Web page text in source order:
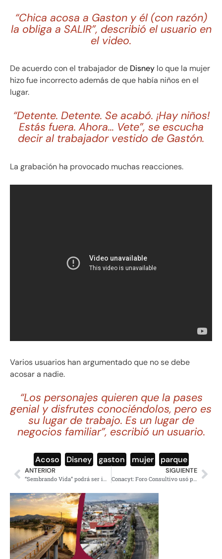
“Chica acosa a Gaston y él (con razón)
la obliga a SALIR”, describió el usuario en
el video.
De acuerdo con el trabajador de Disney lo que la mujer
hizo fue incorrecto además de que había niños en el
lugar.
“Detente. Detente. Se acabó. ¡Hay niños!
Estás fuera. Ahora… Vete”, se escucha
decir al trabajador vestido de Gastón.
La grabación ha provocado muchas reacciones.
Varios usuarios han argumentado que no se debe
acosar a nadie.
“Los personajes quieren que la pases
genial y disfrutes conociéndolos, pero es
su lugar de trabajo. Es un lugar de
negocios familiar”, escribió un usuario.
Acoso Disney gaston mujer parque
ANTERIOR SIGUIENTE